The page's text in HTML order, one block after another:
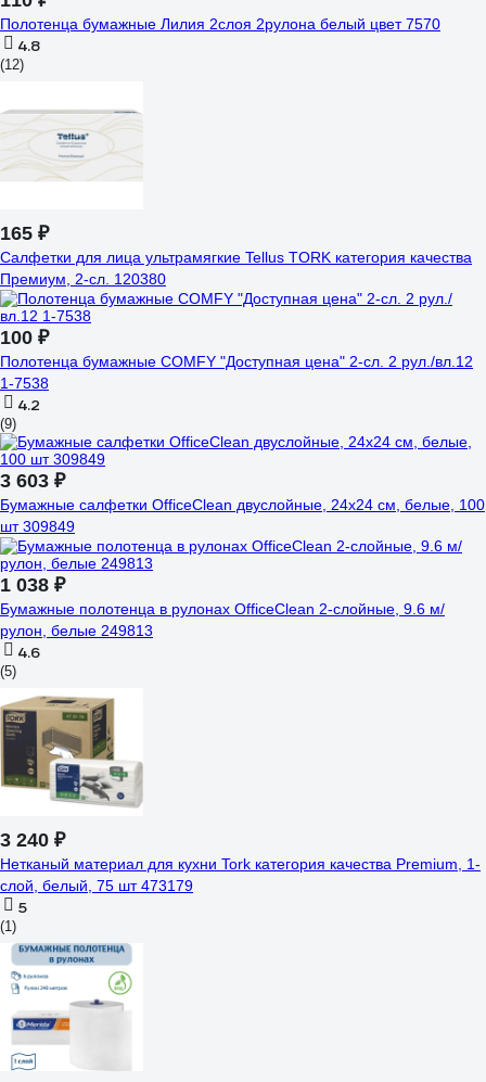
Полотенца бумажные Лилия 2слоя 2рулона белый цвет 7570
4.8
(12)
165 ₽
Салфетки для лица ультрамягкие Tellus TORK категория качества
Премиум, 2-сл. 120380
100 ₽
Полотенца бумажные COMFY "Доступная цена" 2-сл. 2 рул./вл.12
1-7538
4.2
(9)
3 603 ₽
Бумажные салфетки OfficeClean двуслойные, 24х24 см, белые, 100
шт 309849
1 038 ₽
Бумажные полотенца в рулонах OfficeClean 2-слойные, 9.6 м/
рулон, белые 249813
4.6
(5)
3 240 ₽
Нетканый материал для кухни Tork категория качества Premium, 1-
слой, белый, 75 шт 473179
5
(1)